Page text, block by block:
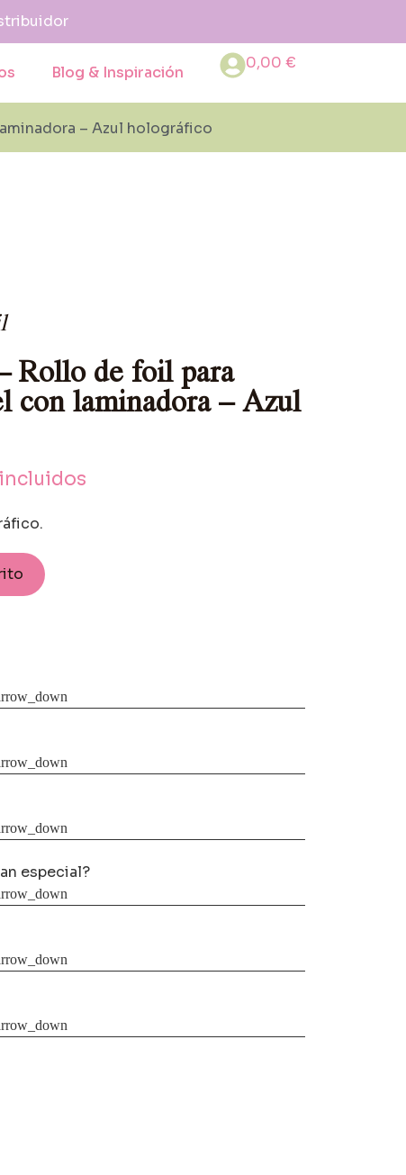
Blog & Inspiración
0,00€
– Azul holográfico
Rollo de foil para
con laminadora – Azul
especial?